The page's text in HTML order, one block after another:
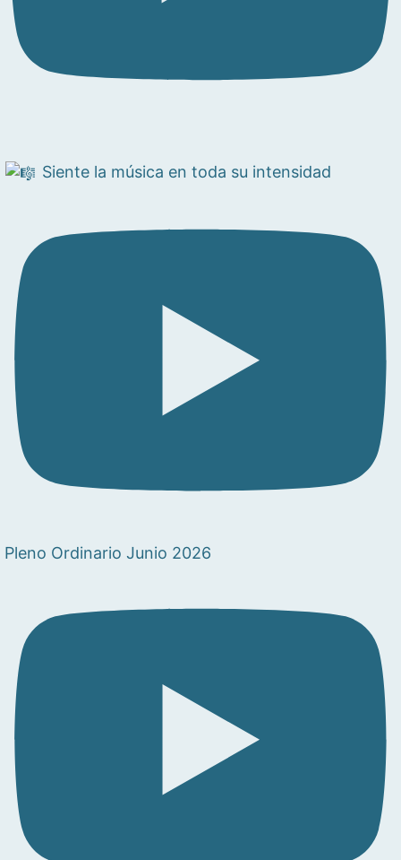
Siente la música en toda su intensidad
Pleno Ordinario Junio 2026